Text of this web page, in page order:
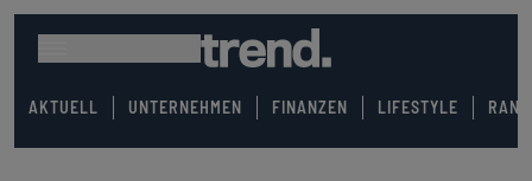
AKTUELL UNTERNEHMEN FINANZEN LIFESTYLE